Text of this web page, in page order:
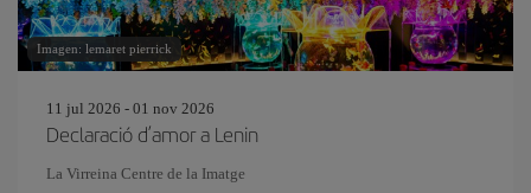
Imagen: lemaret pierrick
11 jul 2026 - 01 nov 2026
Declaració d’amor a Lenin
La Virreina Centre de la Imatge